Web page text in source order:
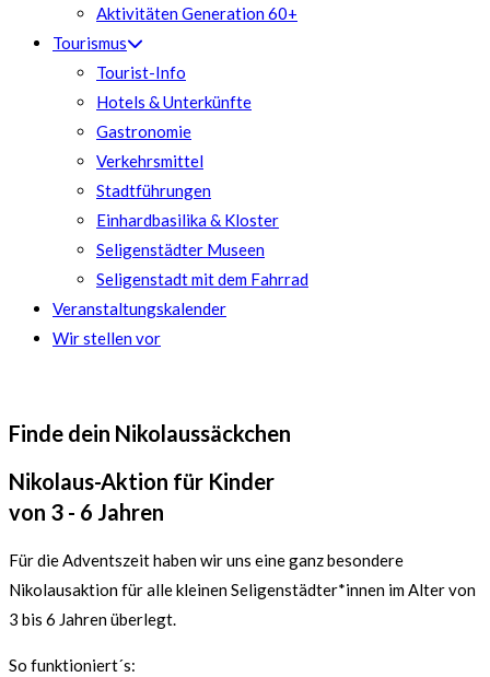
Aktivitäten Generation 60+
Tourismus
Tourist-Info
Hotels & Unterkünfte
Gastronomie
Verkehrsmittel
Stadtführungen
Einhardbasilika & Kloster
Seligenstädter Museen
Seligenstadt mit dem Fahrrad
Veranstaltungskalender
Wir stellen vor
Finde dein Nikolaussäckchen
Nikolaus-Aktion für Kinder
von 3 - 6 Jahren
Für die Adventszeit haben wir uns eine ganz besondere
Nikolausaktion für alle kleinen Seligenstädter*innen im Alter von
3 bis 6 Jahren überlegt.
So funktioniert´s: